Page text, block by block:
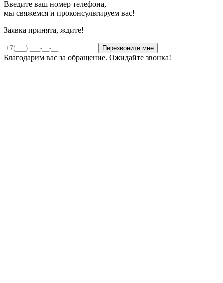
Введите ваш номер телефона,
мы свяжемся и проконсультируем вас!
Заявка принята, ждите!
Благодарим вас за обращение. Ожидайте звонка!